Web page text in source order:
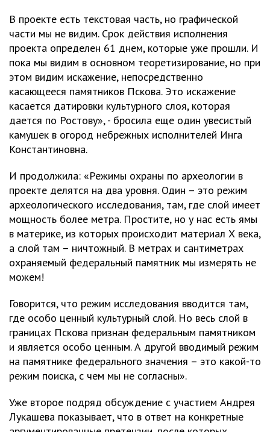
В проекте есть текстовая часть, но графической
части мы не видим. Срок действия исполнения
проекта определен 61 днем, которые уже прошли. И
пока мы видим в основном теоретизирование, но при
этом видим искажение, непосредственно
касающееся памятников Пскова. Это искажение
касается датировки культурного слоя, которая
дается по Ростову», - бросила еще один увесистый
камушек в огород небрежных исполнителей Инга
Константиновна.
И продолжила: «Режимы охраны по археологии в
проекте делятся на два уровня. Один – это режим
археологического исследования, там, где слой имеет
мощность более метра. Простите, но у нас есть ямы
в материке, из которых происходит материал Х века,
а слой там – ничтожный. В метрах и сантиметрах
охраняемый федеральный памятник мы измерять не
можем!
Говорится, что режим исследования вводится там,
где особо ценный культурный слой. Но весь слой в
границах Пскова признан федеральным памятником
и является особо ценным. А другой вводимый режим
на памятнике федерального значения – это какой-то
режим поиска, с чем мы не согласны».
Уже второе подряд обсуждение с участием Андрея
Лукашева показывает, что в ответ на конкретные